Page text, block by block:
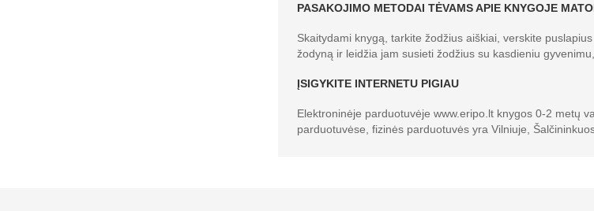
PASAKOJIMO METODAI TĖVAMS APIE KNYGOJE
Skaitydami knygą, tarkite žodžius aiškiai, verskite
žodyną ir leidžia jam susieti žodžius su kasdieniu
ĮSIGYKITE INTERNETU PIGIAU
Elektroninėje parduotuvėje www.eripo.lt knygos 0-2 metų
parduotuvėse, fizinės parduotuvės yra Vilniuje,